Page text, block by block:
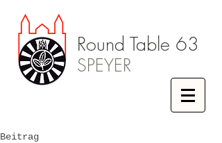
Round Table 63
SPEYER
Beitrag